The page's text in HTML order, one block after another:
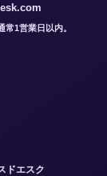
1営業日以内。
ドエスク